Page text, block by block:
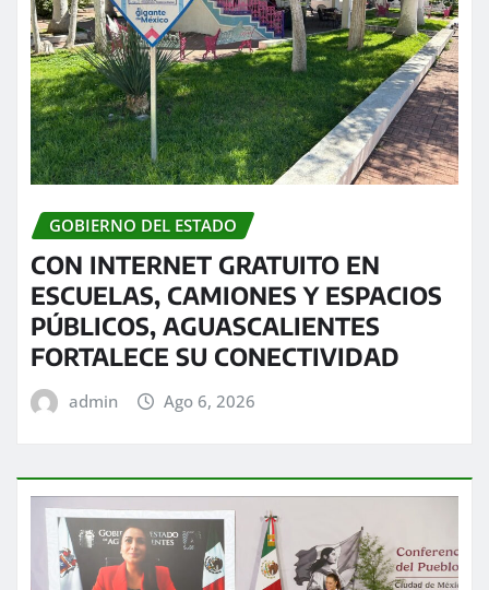
GOBIERNO DEL ESTADO
CON INTERNET GRATUITO EN
ESCUELAS, CAMIONES Y ESPACIOS
PÚBLICOS, AGUASCALIENTES
FORTALECE SU CONECTIVIDAD
admin Ago 6, 2026